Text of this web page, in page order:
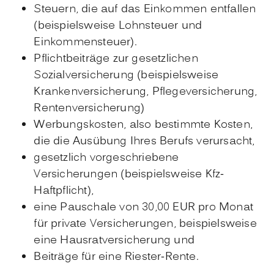
Steuern, die auf das Einkommen entfallen
(beispielsweise Lohnsteuer und
Einkommensteuer).
Pflichtbeiträge zur gesetzlichen
Sozialversicherung (beispielsweise
Krankenversicherung, Pflegeversicherung,
Rentenversicherung)
Werbungskosten, also bestimmte Kosten,
die die Ausübung Ihres Berufs verursacht,
gesetzlich vorgeschriebene
Versicherungen (beispielsweise Kfz-
Haftpflicht),
eine Pauschale von 30,00 EUR pro Monat
für private Versicherungen, beispielsweise
eine Hausratversicherung und
Beiträge für eine Riester-Rente.